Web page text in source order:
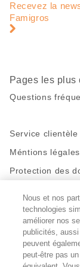
page
pied
Recevez la
Famigros
Pages les plus
Questions
Service
Méntions légales
Protection des
Restez en
Facebook
http://
Paramètres des
Nous et nos
technologies
améliorer nos
publicités,
peuvent
peut-être pas